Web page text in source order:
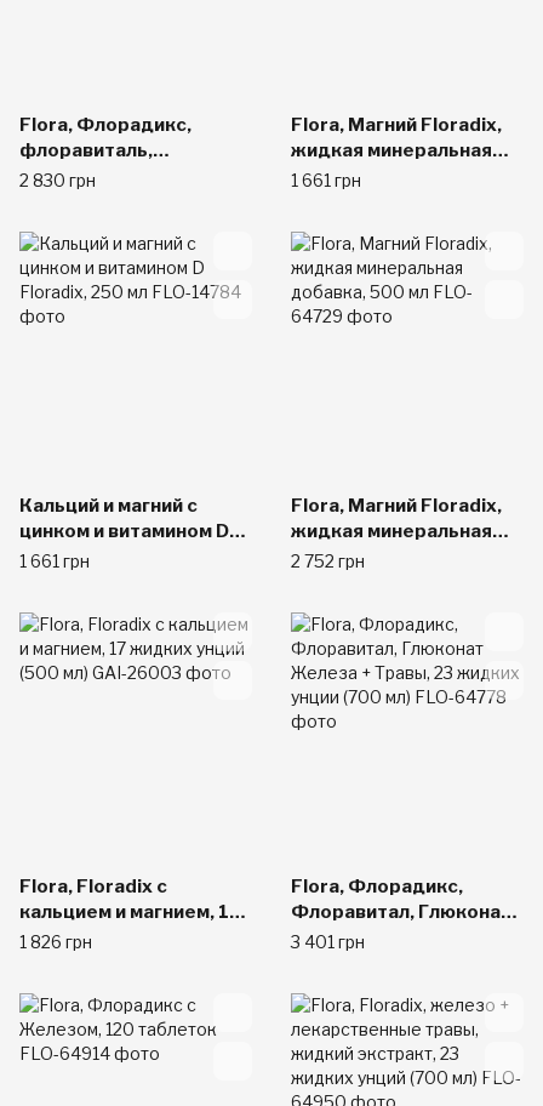
Flora, Флорадикс,
флоравиталь,
растительная добавка с
экстракт, 17 жидких
унций (500 мл)
2 830 грн
Flora, Магний Floradix,
жидкая минеральная
добавка, 250 мл
1 661 грн
Кальций и магний с
цинком и витамином D
Floradix, 250 мл
1 661 грн
Flora, Магний Floradix,
жидкая минеральная
добавка, 500 мл
2 752 грн
Flora, Floradix с
кальцием и магнием, 17
жидких унций (500 мл)
1 826 грн
Flora, Флорадикс,
Флоравитал, Глюконат
Железа + Травы, 23
3 401 грн